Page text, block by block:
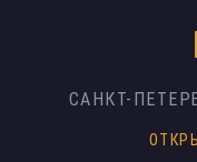
САНКТ-